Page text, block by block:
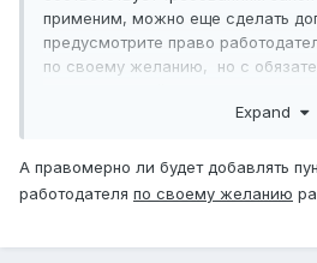
применим, можно еще сделать
предусмотрите право
по своему желанию, но с
Expand
А правомерно ли будет добавлять
работодателя по своему желанию